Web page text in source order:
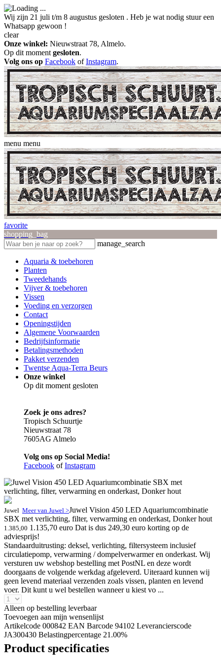
Wij zijn 21 juli t/m 8 augustus gesloten . Heb je wat nodig stuur een
Whatsapp gewoon !
clear
Onze winkel: Nieuwstraat 78, Almelo.
Op dit moment gesloten.
Volg ons op Facebook ofInstagram.
menu menu
favorite
shopping_bag
manage_search
Aquaria & toebehoren
Planten
Tweedehands
Vijver & toebehoren
Vissen
Voeding en verzorgen
Contact
Openingstijden
Algemene Voorwaarden
Bedrijfsinformatie
Betalingsmethoden
Pakket verzenden
Twentse Aqua-Terra Beurs
Onze winkel
Op dit moment gesloten
Zoek je ons adres?
Tropisch Schuurtje
Nieuwstraat 78
7605AG Almelo
Volg ons op Social Media!
Facebook ofInstagram
Juwel Meer van Juwel >Juwel Vision 450 LED Aquariumcombinatie
SBX met verlichting, filter, verwarming en onderkast, Donker hout
1.385,00 1.135,70 euro Dat is dus 249,30 euro korting op de
adviesprijs!
Standaarduitrusting: deksel, verlichting, filtersysteem inclusief
circulatiepomp, verwarming / dompelverwarmer en onderkast. Wij
versturen uw webshop bestelling met PostNL en deze wordt
doorgaans de volgende werkdag afgeleverd. Uiteraard kunnen wij
geen levend materiaal verzenden zoals vissen, planten en levend
voer. Dit kunt u wel bestellen wanneer u kiest vo ...
Alleen op bestelling leverbaar
Toevoegen aan mijn wensenlijst
Artikelcode 000842 EAN Barcode 94102 Leverancierscode
JA300430 Belastingpercentage 21.00%
Product specificaties